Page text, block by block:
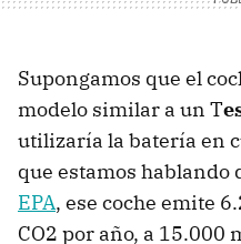
Supongamos que el
modelo similar a un T
utilizaría la batería en
que estamos hablando
EPA, ese coche emite
CO2 por año, a 15.000